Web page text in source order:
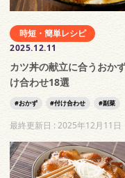
時短・簡単レシピ
2025.12.11
カツ丼の献立に合うおか
け合わせ18選
おかず 付け合わせ 副菜
最終更新日 :2025年12月11日